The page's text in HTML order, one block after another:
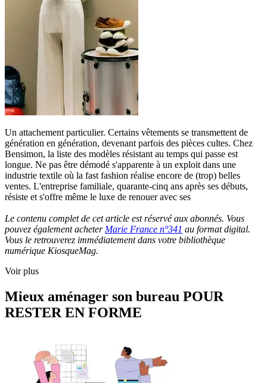
Un attachement particulier. Certains vêtements se transmettent de
génération en génération, devenant parfois des pièces cultes. Chez
Bensimon, la liste des modèles résistant au temps qui passe est
longue. Ne pas être démodé s'apparente à un exploit dans une
industrie textile où la fast fashion réalise encore de (trop) belles
ventes. L'entreprise familiale, quarante-cinq ans après ses débuts,
résiste et s'offre même le luxe de renouer avec ses
Le contenu complet de cet article est réservé aux abonnés. Vous
pouvez également acheter Marie France n°341 au format digital.
Vous le retrouverez immédiatement dans votre bibliothèque
numérique KiosqueMag.
Voir plus
Mieux aménager son bureau POUR
RESTER EN FORME